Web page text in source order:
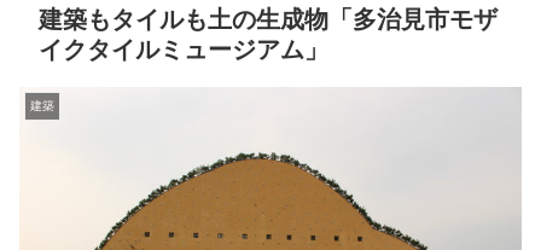
建築もタイルも土の生成物「多治見市モザ
イクタイルミュージアム」
建築